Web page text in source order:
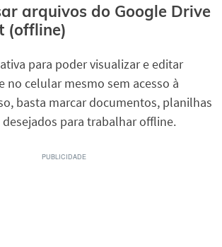
arquivos do Google Drive
(offline)
para poder visualizar e editar
no celular mesmo sem acesso à
basta marcar documentos, planilhas
para trabalhar offline.